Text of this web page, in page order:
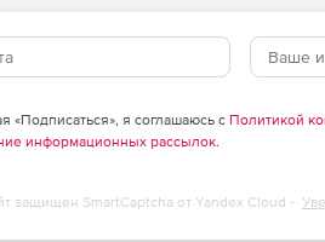
управляемых служб и их
клиентов к ИТ-активам с единой
«Подписаться», я соглашаюсь с Политикой
информационных рассылок.
защищен SmartCaptcha от Yandex Cloud -